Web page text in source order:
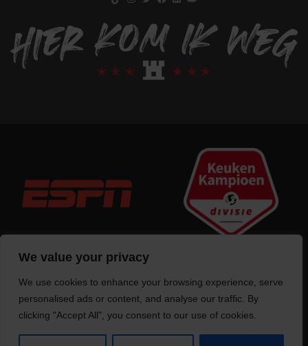
We value your privacy
We use cookies to enhance your browsing experience, serve
personalised ads or content, and analyse our traffic. By
clicking "Accept All", you consent to our use of cookies.
Trotse bouwervan deze website